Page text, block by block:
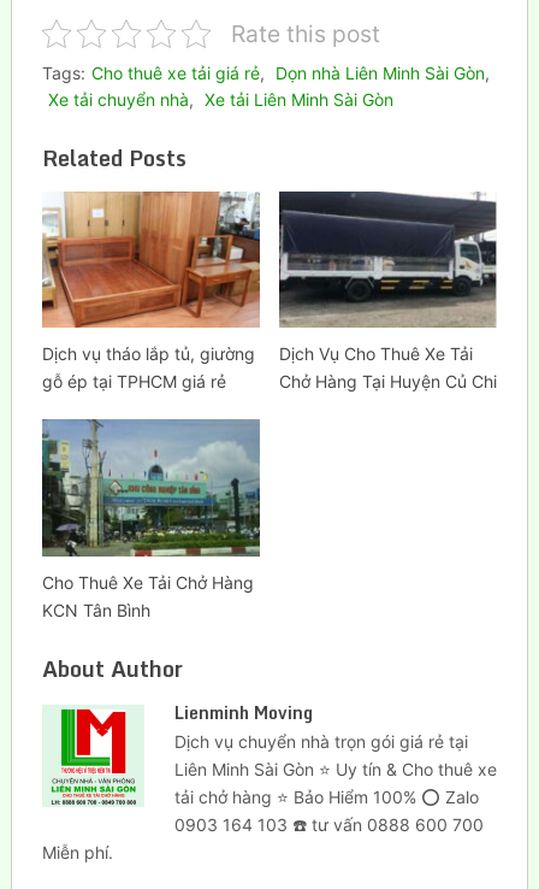
Rate this post
Tags: Cho thuê xe tải giá rẻ, Dọn nhà Liên Minh Sài Gòn,
Xe tải chuyển nhà, Xe tải Liên Minh Sài Gòn
Related Posts
Dịch vụ tháo lắp tủ, giường
gỗ ép tại TPHCM giá rẻ
Dịch Vụ Cho Thuê Xe Tải
Chở Hàng Tại Huyện Củ Chi
Cho Thuê Xe Tải Chở Hàng
KCN Tân Bình
About Author
Lienminh Moving
Dịch vụ chuyển nhà trọn gói giá rẻ tại
Liên Minh Sài Gòn ⭐ Uy tín & Cho thuê xe
tải chở hàng ⭐ Bảo Hiểm 100% ⭕ Zalo
0903 164 103 ☎️ tư vấn 0888 600 700
Miễn phí.